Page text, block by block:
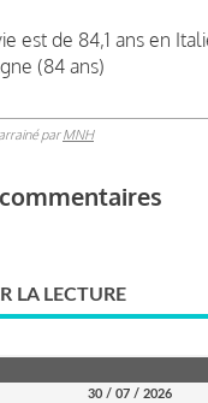
est de 84,1 ans en
(84 ans)
parMNH
LA LECTURE
30 / 07 / 2026